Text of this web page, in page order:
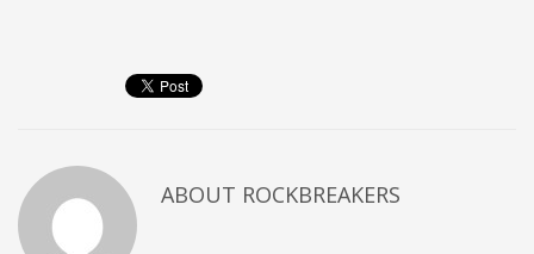
ABOUT ROCKBREAKERS